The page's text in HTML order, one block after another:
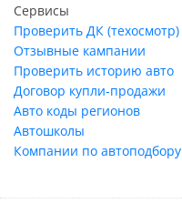
Сервисы
Проверить ДК (техосмотр)
Отзывные кампании
Проверить историю авто
Договор купли-продажи
Авто коды регионов
Автошколы
Компании по автоподбору